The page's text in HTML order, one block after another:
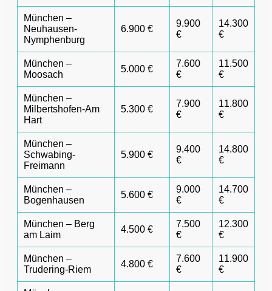
München –
Neuhausen-
Nymphenburg
6.900 €
9.900
€
14.300
€
München –
Moosach
5.000 €
7.600
€
11.500
€
München –
Milbertshofen-Am
Hart
5.300 €
7.900
€
11.800
€
München –
Schwabing-
Freimann
5.900 €
9.400
€
14.800
€
München –
Bogenhausen
5.600 €
9.000
€
14.700
€
München – Berg
am Laim
4.500 €
7.500
€
12.300
€
München –
Trudering-Riem
4.800 €
7.600
€
11.900
€